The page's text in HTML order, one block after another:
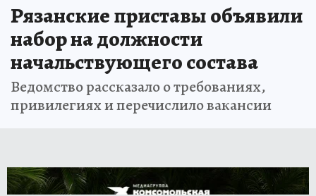
Рязанские приставы объявили
набор на должности
начальствующего состава
Ведомство рассказало о требованиях,
привилегиях и перечислило вакансии